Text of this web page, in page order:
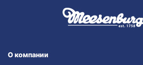
О компании